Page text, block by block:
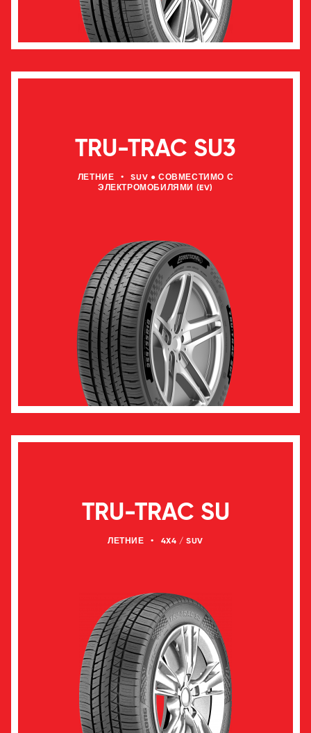
TRU-TRAC SU3
ЛЕТНИЕ •
SUV ● СОВМЕСТИМО С
ЭЛЕКТРОМОБИЛЯМИ (EV)
TRU-TRAC SU
ЛЕТНИЕ • 4X4 / SUV